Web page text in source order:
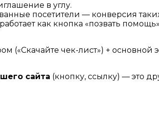
в углу.
посетители — конверсия
как кнопка «позвать
(«Скачайте чек-лист») +
сайта (кнопку, ссылку) — это